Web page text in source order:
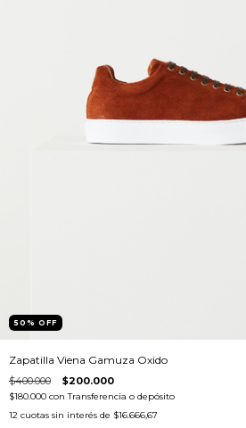
50 % OFF
Zapatilla Viena Gamuza Oxido
$400.000 $200.000
$180.000 con Transferencia o depósito
12 cuotas sin interés de $16.666,67